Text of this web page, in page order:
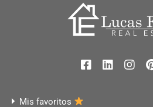
Mis favoritos